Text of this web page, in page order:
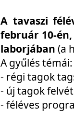
A tavaszi
február 10-
laborjában (a
A gyűlés témái:
- régi tagok
- új tagok
- féléves